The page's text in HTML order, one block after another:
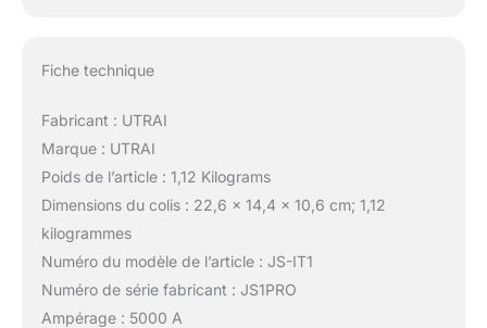
Fiche technique
Fabricant : UTRAI
Marque : UTRAI
Poids de l’article : 1,12 Kilograms
Dimensions du colis : 22,6 x 14,4 x 10,6 cm; 1,12
kilogrammes
Numéro du modèle de l’article : JS-IT1
Numéro de série fabricant : JS1PRO
Ampérage : 5000 A